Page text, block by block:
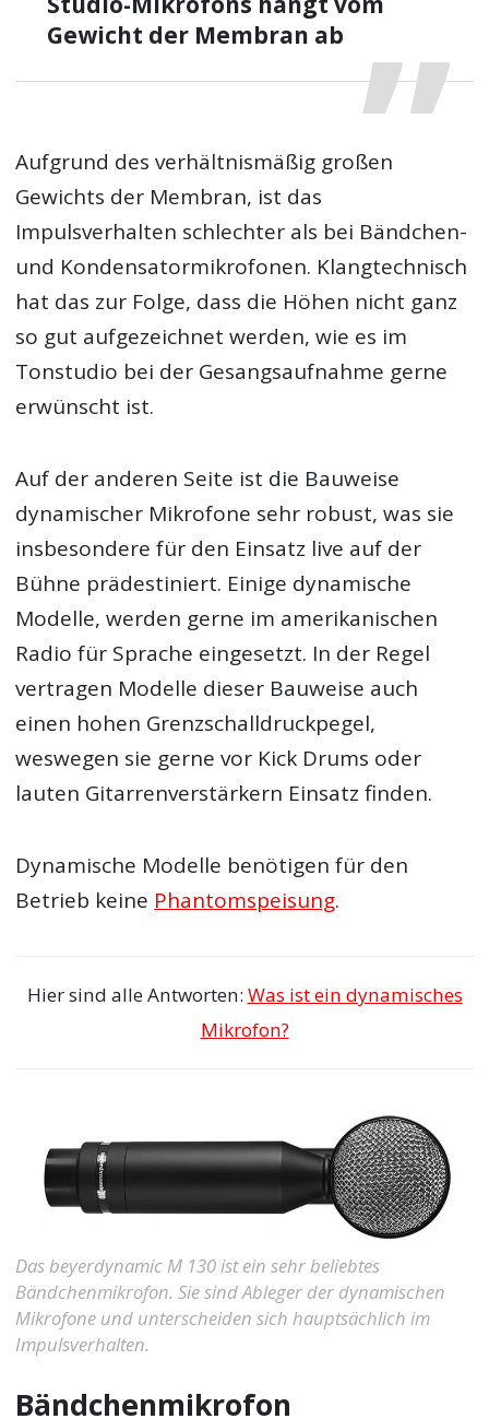
Gewicht der Membran ab
Aufgrund des verhältnismäßig großen
Gewichts der Membran, ist das
Impulsverhalten schlechter als bei Bändchen-
und Kondensatormikrofonen. Klangtechnisch
hat das zur Folge, dass die Höhen nicht ganz
so gut aufgezeichnet werden, wie es im
Tonstudio bei der Gesangsaufnahme gerne
erwünscht ist.
Auf der anderen Seite ist die Bauweise
dynamischer Mikrofone sehr robust, was sie
insbesondere für den Einsatz live auf der
Bühne prädestiniert. Einige dynamische
Modelle, werden gerne im amerikanischen
Radio für Sprache eingesetzt. In der Regel
vertragen Modelle dieser Bauweise auch
einen hohen Grenzschalldruckpegel,
weswegen sie gerne vor Kick Drums oder
lauten Gitarrenverstärkern Einsatz finden.
Dynamische Modelle benötigen für den
Betrieb keine Phantomspeisung.
Hier sind alle Antworten: Was ist ein dynamisches
Mikrofon?
Das beyerdynamic M 130 ist ein sehr beliebtes
Bändchenmikrofon. Sie sind Ableger der dynamischen
Mikrofone und unterscheiden sich hauptsächlich im
Impulsverhalten.
Bändchenmikrofon